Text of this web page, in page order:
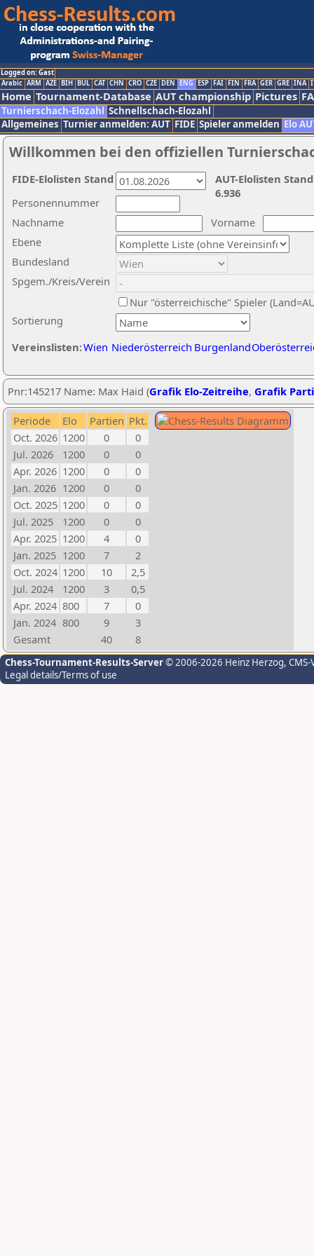
Logged on: Gast
Arabic ARM AZE BIH BUL CAT CHN CRO CZE DEN ENG ESP FAI FIN FRA GER GRE INA
Home Tournament-Database AUT championship Pictures
Turnierschach-Elozahl Schnellschach-Elozahl
Allgemeines Turnier anmelden: AUT FIDE Spieler anmelden Elo
Willkommen bei den offiziellen
Nachname
Vorname
Ebene
Sortierung
Personennummer
Bundesland
Spgem./Kreis/Verein
Nur "österreichische" Spieler
Vereinslisten:Wien Niederösterreich Burgenland
AUT-Elolisten
6.936
FIDE-Elolisten Stand
Pnr:145217 Name: Max Haid (Grafik Elo-Zeitreihe, Grafik
Periode Elo Partien Pkt.
Oct. 2026 1200 0
0
Jul. 2026
1200 0
0
Apr. 2026 1200 0
0
Jan. 2026 1200 0
0
Oct. 2025 1200 0
0
Jul. 2025
1200 0
0
Apr. 2025 1200 4
0
Jan. 2025 1200 7
2
Oct. 2024 1200 10
2,5
Jul. 2024
1200 3
0,5
Apr. 2024 800 7
0
Jan. 2024 800 9
3
Gesamt
40 8
Chess-Tournament-Results-Server© 2006-2026 Heinz Herzog,
Legal details/Terms of use